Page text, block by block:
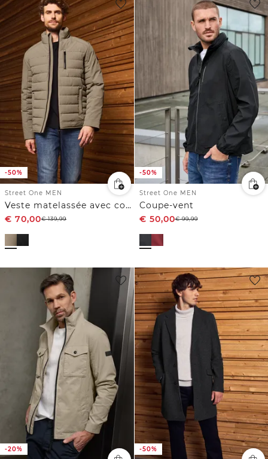
-50%
Street One MEN
Veste matelassée avec col montant
€ 70,00€139,99
-50%
Street One MEN
Coupe-vent
€ 50,00€99,99
-20% -50%